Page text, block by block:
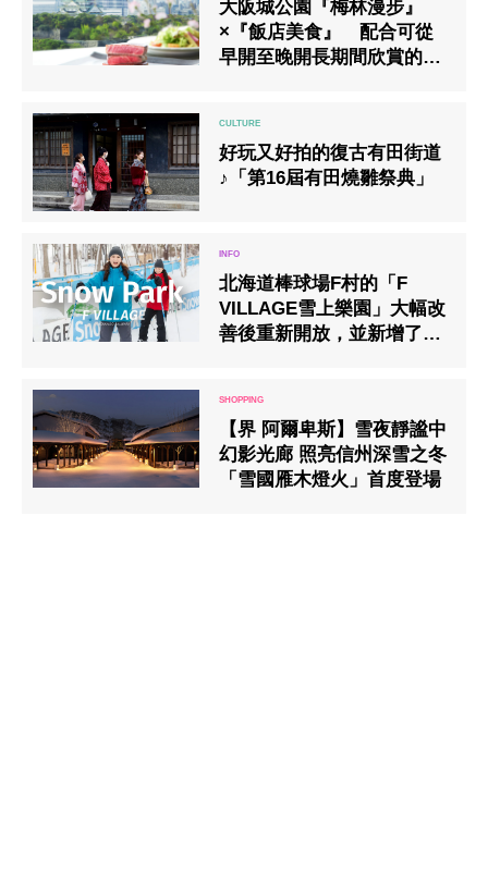
大阪城公園『梅林漫步』
×『飯店美食』 配合可從
早開至晚開長期間欣賞的
好玩又好拍的復古有田街道
♪「第16屆有田燒雛祭典」
北海道棒球場F村的「F
VILLAGE雪上樂園」大幅改
善後重新開放，並新增了雪
【界 阿爾卑斯】雪夜靜謐中
幻影光廊 照亮信州深雪之冬
「雪國雁木燈火」首度登場